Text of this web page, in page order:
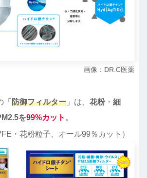
画像：DR.C医薬
「 防御フィルター 」は、 花粉・ 細
を99%カット 。
・花粉粒子、オール99％カット）